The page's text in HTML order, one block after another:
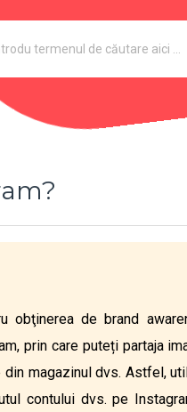
obţinerea debrand
prin care puteți partaja
magazinul dvs. Astfel,
contului dvs. pe